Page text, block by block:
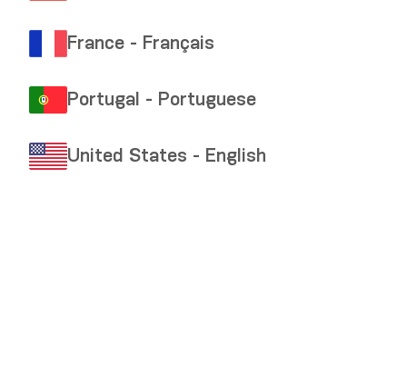
France - Français
Portugal - Portuguese
United States - English